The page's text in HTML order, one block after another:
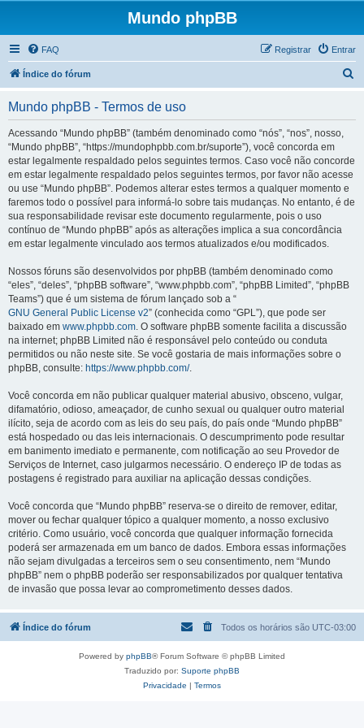
Mundo phpBB
FAQ Entrar
Registrar
Índice do fórum
Mundo phpBB - Termos de uso
Acessando “Mundo phpBB” (também denominado como “nós”, “nos”, nosso,
“Mundo phpBB”, “https://mundophpbb.com.br/suporte”), você concorda em
estar legalmente respaldado pelos seguintes termos. Caso você não concorde
em estar legalmente respaldado pelos seguintes termos, por favor não acesse
ou use “Mundo phpBB”. Podemos alterar estes termos a qualquer momento e
faremos todo o possível para informá-lo sobre tais mudanças. No entanto, é de
sua responsabilidade revisar este documento regularmente, pois o uso
contínuo de “Mundo phpBB” após as alterações implica a sua concordância
em estar legalmente vinculado aos termos atualizados e/ou modificados.
Nossos fóruns são desenvolvidos por phpBB (também denominado como
“eles”, “deles”, “phpBB software”, “www.phpbb.com”, “phpBB Limited”, “phpBB
Teams”) que é um sistema de fórum lançado sob a “
GNU General Public License v2” (conhecida como “GPL”), que pode ser
baixado em www.phpbb.com. O software phpBB somente facilita a discussão
na internet; phpBB Limited não é responsável pelo conteúdo ou conduta
permitidos ou não neste site. Se você gostaria de mais informações sobre o
phpBB, consulte: https://www.phpbb.com/.
Você concorda em não publicar qualquer material abusivo, obsceno, vulgar,
difamatório, odioso, ameaçador, de cunho sexual ou qualquer outro material
ilícito, seja de acordo com as leis do seu país, do país onde “Mundo phpBB”
está hospedado ou das leis internacionais. O descumprimento pode resultar
em banimento imediato e permanente, com notificação ao seu Provedor de
Serviços de Internet, caso julgarmos necessário. O endereço IP de todas as
postagens é registrado para auxiliar na aplicação dessas condições.
Você concorda que “Mundo phpBB” reserva-se o direito de remover, editar,
mover ou fechar qualquer tópico a qualquer momento, a nosso exclusivo
critério. Como usuário, você concorda que qualquer informação fornecida
poderá ser armazenada em um banco de dados. Embora essas informações
não sejam divulgadas a terceiros sem o seu consentimento, nem “Mundo
phpBB” nem o phpBB poderão ser responsabilizados por qualquer tentativa
de invasão que possa levar ao comprometimento desses dados.
Índice do fórum Todos os horários são UTC-03:00
Powered by phpBB® Forum Software © phpBB Limited
Traduzido por: Suporte phpBB
Privacidade | Termos